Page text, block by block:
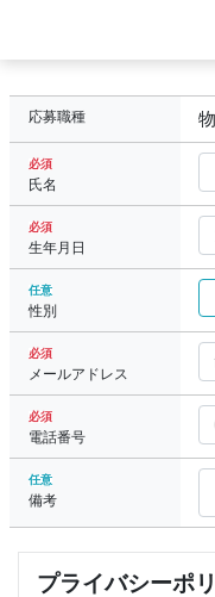
応募職種
必須
氏名
必須
生年月日
任意
性別
必須
メールアドレス
必須
電話番号
任意
備考
プライバシーポ